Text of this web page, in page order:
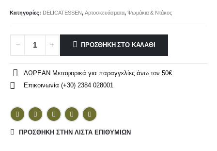
Κατηγορίες: DELICATESSEN, Αρτοσκευάσματα, Ψωμάκια & Ντάκος
ΠΡΟΣΘΉΚΗ ΣΤΟ ΚΑΛΆΘΙ
ΔΩΡΕΑΝ Μεταφορικά για παραγγελίες άνω τον 50€
Επικοινωνία (+30) 2384 028001
ΠΡΌΣΘΉΚΗ ΣΤΗΝ ΛΊΣΤΑ ΕΠΙΘΥΜΙΏΝ